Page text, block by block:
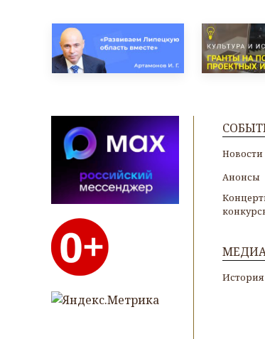
Новости
Анонсы
История